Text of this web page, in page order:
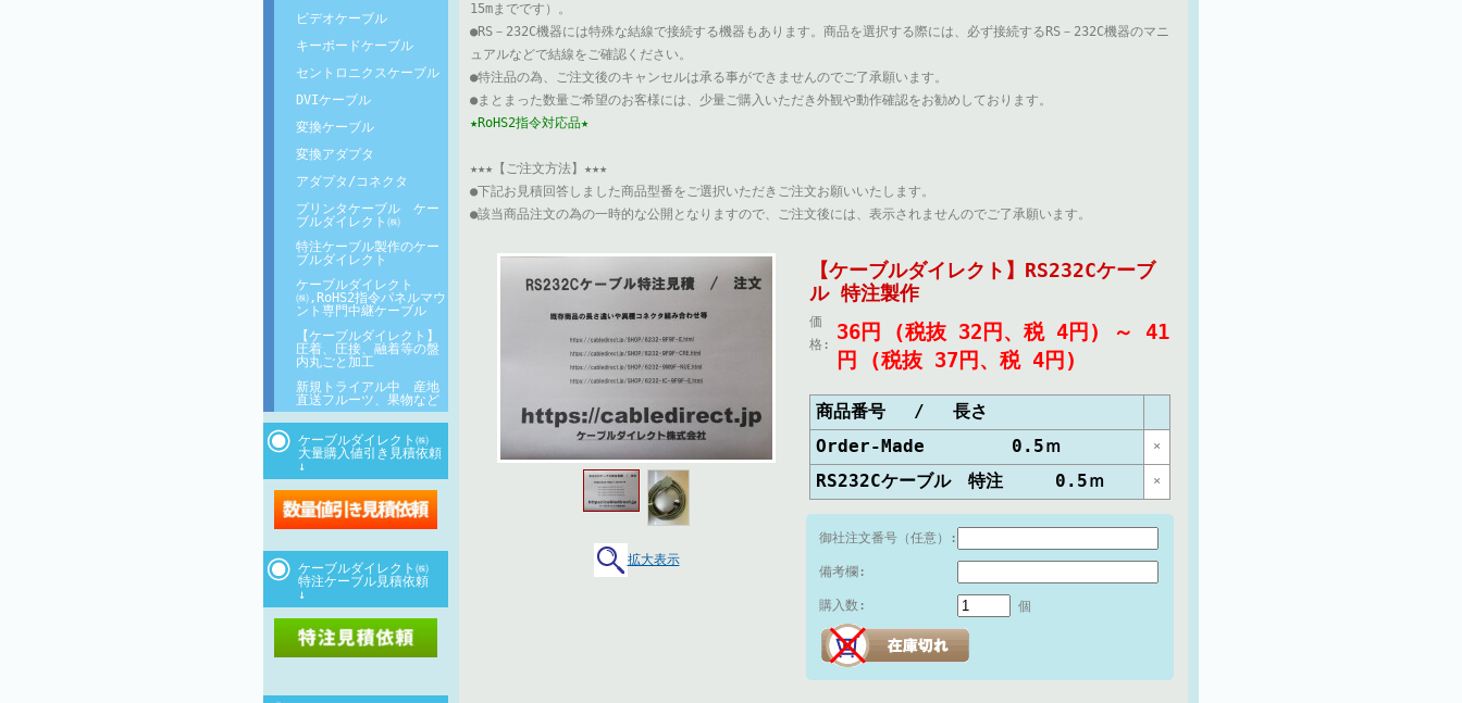
ビデオケーブル
キーボードケーブル
セントロニクスケーブル
DVIケーブル
変換ケーブル
変換アダプタ
アダプタ/コネクタ
プリンタケーブル ケー
ブルダイレクト㈱
特注ケーブル製作のケー
ブルダイレクト
ケーブルダイレクト
㈱,RoHS2指令パネルマウ
ント専門中継ケーブル
【ケーブルダイレクト】
圧着、圧接、融着等の盤
内丸ごと加工
新規トライアル中 産地
直送フルーツ、果物など
ケーブルダイレクト㈱
大量購入値引き見積依頼
↓
ケーブルダイレクト㈱
特注ケーブル見積依頼
↓
15mまでです）。
●RS－232C機器には特殊な結線で接続する機器もあります。商品を選択する際には、必ず接続するRS－232C機器のマニ
ュアルなどで結線をご確認ください。
●特注品の為、ご注文後のキャンセルは承る事ができませんのでご了承願います。
●まとまった数量ご希望のお客様には、少量ご購入いただき外観や動作確認をお勧めしております。
★RoHS2指令対応品★
★★★【ご注文方法】★★★
●下記お見積回答しました商品型番をご選択いただきご注文お願いいたします。
●該当商品注文の為の一時的な公開となりますので、ご注文後には、表示されませんのでご了承願います。
拡大表示
【ケーブルダイレクト】RS232Cケーブ
ル 特注製作
価
格:
36円 (税抜 32円、税 4円) ～
41
円 (税抜 37円、税 4円)
商品番号 / 長さ
Order-Made 0.5ｍ
×
RS232Cケーブル 特注 0.5ｍ ×
御社注文番号（任意）:
備考欄:
購入数: 個